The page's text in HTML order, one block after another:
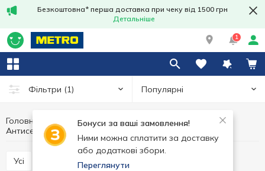
Безкоштовна* перша доставка при чеку від 1500 грн
Детальніше
1
Фільтри (1) Популярні
Бонуси за ваші замовлення!
Ними можна сплатити за доставку
або додаткові збори.
Переглянути
Головна Гігієна та догляд
Домашня аптечка
Антисептики
Антисептики Україна
Усі Медичні товари